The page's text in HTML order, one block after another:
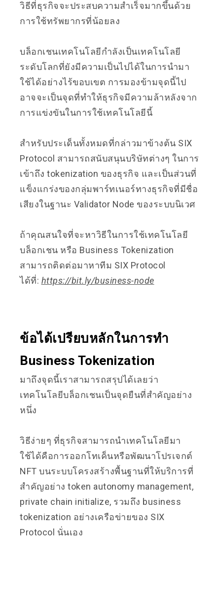
วิธีที่ธุรกิจจะประสบความสำเร็จมากขึ้นด้วย
การใช้ทรัพยากรที่น้อยลง
บล็อกเชนเทคโนโลยีกำลังเป็นเทคโนโลยี
ระดับโลกที่ยังมีความเป็นไปได้ในการนำมา
ใช้ได้อย่างไร้ขอบเขต การมองข้ามจุดนี้ไป
อาจจะเป็นจุดที่ทำให้ธุรกิจมีความล้าหลังจาก
การแข่งขันในการใช้เทคโนโลยีนี้
สำหรับประเด็นทั้งหมดที่กล่าวมาข้างต้น SIX
Protocol สามารถสนับสนุนบริษัทต่างๆ ในการ
เข้าถึง tokenization ของธุรกิจ และเป็นส่วนที่
แข็งแกร่งของกลุ่มพาร์ทเนอร์ทางธุรกิจที่มีชื่อ
เสียงในฐานะ Validator Node ของระบบนิเวศ
ถ้าคุณสนใจที่จะหาวิธีในการใช้เทคโนโลยี
บล็อกเชน หรือ Business Tokenization
สามารถติดต่อมาหาทีม SIX Protocol
ได้ที่: https://bit.ly/business-node
ข้อได้เปรียบหลักในการทำ
Business Tokenization
มาถึงจุดนี้เราสามารถสรุปได้เลยว่า
เทคโนโลยีบล็อกเชนเป็นจุดยืนที่สำคัญอย่าง
หนึ่ง
วิธีง่ายๆ ที่ธุรกิจสามารถนำเทคโนโลยีมา
ใช้ได้คือการออกโทเค็นหรือพัฒนาโปรเจกต์
NFT บนระบบโครงสร้างพื้นฐานที่ให้บริการที่
สำคัญอย่าง token autonomy management,
private chain initialize, รวมถึง business
tokenization อย่างเครือข่ายของ SIX
Protocol นั่นเอง